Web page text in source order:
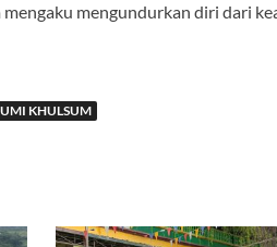
mengundurkan diri dari
UMI KHULSUM